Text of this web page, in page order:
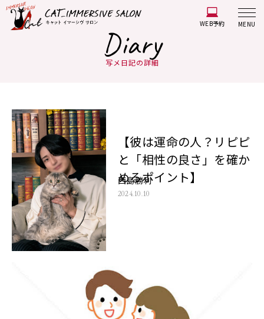
WEB予約 MENU
Diary
写メ日記の詳細
【彼は運命の人？リピピ
と「相性の良さ」を確か
めるポイント】
西島勝利
2024.10.10